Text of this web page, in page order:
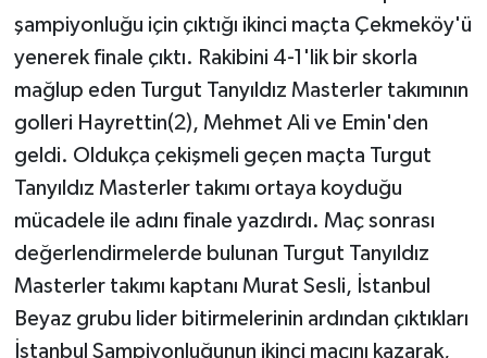
şampiyonluğu için çıktığı ikinci maçta Çekmeköy'ü
yenerek finale çıktı. Rakibini 4-1'lik bir skorla
mağlup eden Turgut Tanyıldız Masterler takımının
golleri Hayrettin(2), Mehmet Ali ve Emin'den
geldi. Oldukça çekişmeli geçen maçta Turgut
Tanyıldız Masterler takımı ortaya koyduğu
mücadele ile adını finale yazdırdı. Maç sonrası
değerlendirmelerde bulunan Turgut Tanyıldız
Masterler takımı kaptanı Murat Sesli, İstanbul
Beyaz grubu lider bitirmelerinin ardından çıktıkları
İstanbul Şampiyonluğunun ikinci maçını kazarak,
Resmi İlan
Röportaj
Sağlık
Spor
Ulusal